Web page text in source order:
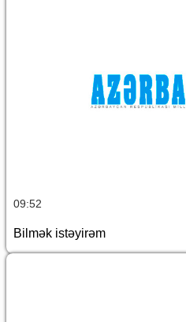
09:52
Bilmək istəyirəm